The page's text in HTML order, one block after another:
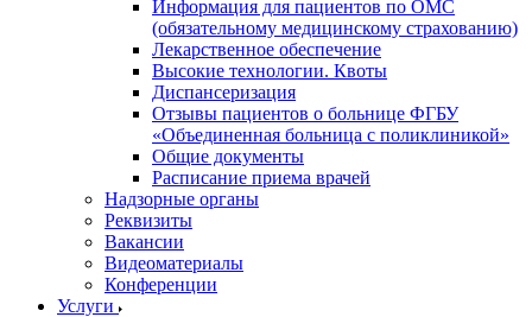
Информация для пациентов по ОМС
(обязательному медицинскому страхованию)
Лекарственное обеспечение
Высокие технологии. Квоты
Диспансеризация
Отзывы пациентов о больнице ФГБУ
«Объединенная больница с поликлиникой»
Общие документы
Расписание приема врачей
Надзорные органы
Реквизиты
Вакансии
Видеоматериалы
Конференции
Услуги